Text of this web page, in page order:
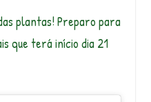
plantas! Preparo para
que terá início dia 21